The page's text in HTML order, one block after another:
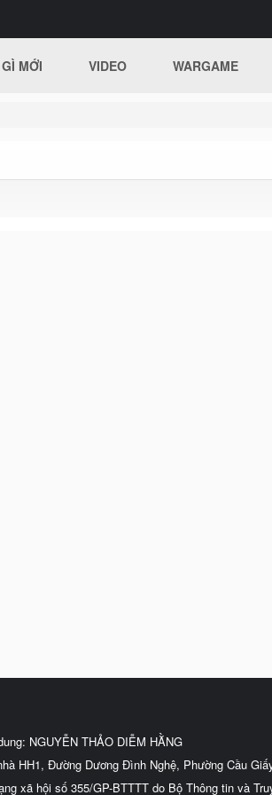
MỚI VIDEO WARGAME
NGUYỄN THẢO DIỄM HẰNG
HH1, Đường Dương Đình Nghệ, Phường Cầu
xã hội số 355/GP-BTTTT do Bộ Thông tin và